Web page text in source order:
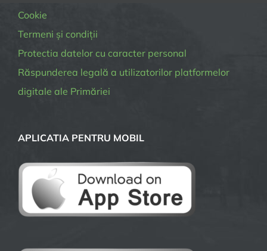
Cookie
Termeni și condiții
Protectia datelor cu caracter personal
Răspunderea legală a utilizatorilor platformelor
digitale ale Primăriei
APLICATIA PENTRU MOBIL